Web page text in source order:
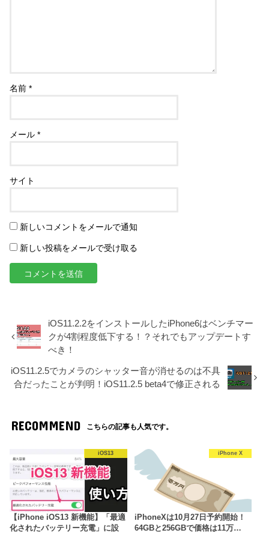
名前*
メール*
サイト
新しいコメントをメールで通知
新しい投稿をメールで受け取る
iOS11.2.2をインストールしたiPhone6はベンチマー
クが4割程度低下する！？それでもアップデートす
べき！
iOS11.2.5でカメラのシャッター音が消せるのは不具
合だったことが判明！iOS11.2.5 beta4で修正される
RECOMMEND こちらの記事も人気です。
iOS13
【iPhone iOS13 新機能】「最適
化されたバッテリー充電」に設
iPhone X
iPhoneXは10月27日予約開始！
64GBと256GBで価格は11万…